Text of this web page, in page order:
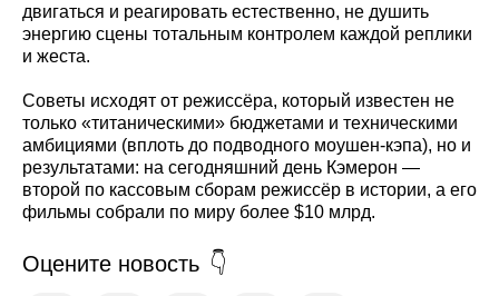
двигаться и реагировать естественно, не душить
энергию сцены тотальным контролем каждой реплики
и жеста.
Советы исходят от режиссёра, который известен не
только «титаническими» бюджетами и техническими
амбициями (вплоть до подводного моушен‑кэпа), но и
результатами: на сегодняшний день Кэмерон —
второй по кассовым сборам режиссёр в истории, а его
фильмы собрали по миру более $10 млрд.
Оцените новость